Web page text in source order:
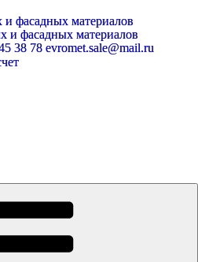
и фасадных материалов
38 78 evromet.sale@mail.ru